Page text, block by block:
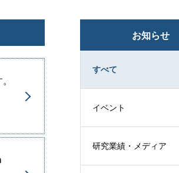
お知らせ
すべて
イベント
研究業績・メディア